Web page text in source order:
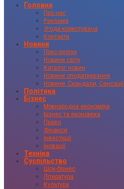
Головна
Про нас
Реклама
Угода користувача
Контакти
Новини
Прес-релізи
Новини світу
Каталог новин
Новини оподаткування
Новини, Скандали, Сенсації
Політика
Бізнес
Міжнародна економіка
Бізнес та економіка
Право
Фінанси
Інвестиції
Іновації
Техніка
Суспільство
Шоу-бізнес
Література
Культура